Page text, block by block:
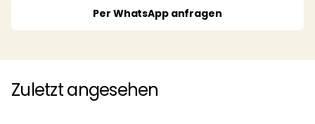
Per WhatsApp anfragen
Zuletzt angesehen